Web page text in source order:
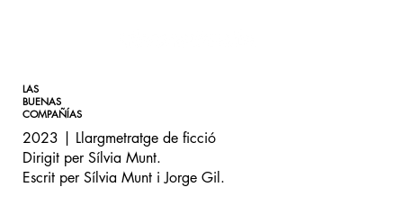
LAS
BUENAS
COMPAÑÍAS
2023 | Llargmetratge de ficció
Dirigit per Sílvia Munt.
Escrit per Sílvia Munt i Jorge Gil.